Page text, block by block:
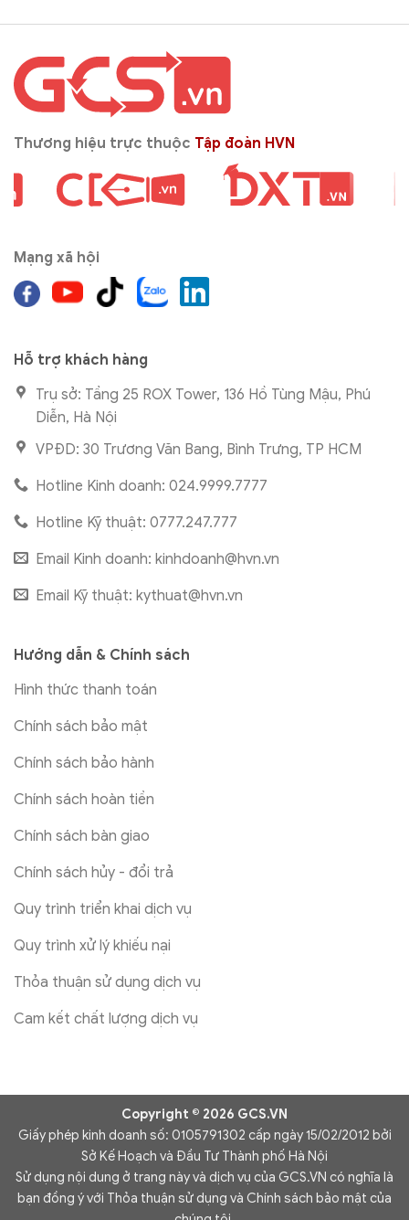
Thương hiệu trực thuộc Tập đoàn HVN
Mạng xã hội
Hỗ trợ khách hàng
Trụ sở: Tầng 25 ROX Tower, 136 Hồ Tùng Mậu, Phú
Diễn, Hà Nội
VPĐD: 30 Trương Văn Bang, Bình Trưng, TP HCM
Hotline Kinh doanh: 024.9999.7777
Hotline Kỹ thuật: 0777.247.777
Email Kinh doanh: kinhdoanh@hvn.vn
Email Kỹ thuật: kythuat@hvn.vn
Hướng dẫn & Chính sách
Hình thức thanh toán
Chính sách bảo mật
Chính sách bảo hành
Chính sách hoàn tiền
Chính sách bàn giao
Chính sách hủy - đổi trả
Quy trình triển khai dịch vụ
Quy trình xử lý khiếu nại
Thỏa thuận sử dụng dịch vụ
Cam kết chất lượng dịch vụ
Copyright © 2026 GCS.VN
Giấy phép kinh doanh số: 0105791302 cấp ngày 15/02/2012 bởi
Sở Kế Hoạch và Đầu Tư Thành phố Hà Nội
Sử dụng nội dung ở trang này và dịch vụ của GCS.VN có nghĩa là
bạn đồng ý với Thỏa thuận sử dụng và Chính sách bảo mật của